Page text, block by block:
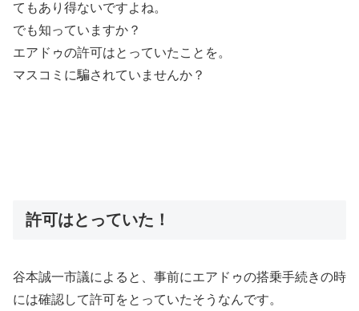
てもあり得ないですよね。
でも知っていますか？
エアドゥの許可はとっていたことを。
マスコミに騙されていませんか？
許可はとっていた！
谷本誠一市議によると、事前にエアドゥの搭乗手続きの時
には確認して許可をとっていたそうなんです。